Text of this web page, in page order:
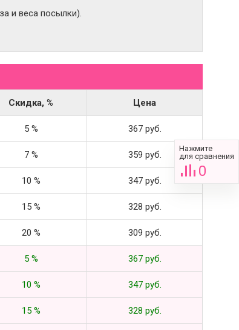
и веса посылки).
Скидка, % Цена
5 % 367 руб.
7 % 359 руб.
10 % 347 руб.
15 % 328 руб.
20 % 309 руб.
5 % 367 руб.
10 % 347 руб.
15 % 328 руб.
Нажмите
для сравнения
0